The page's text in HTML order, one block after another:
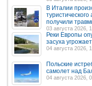
В Италии
получили
03 августа 2026,
Реки Европы
засуха
04 августа 2026,
Польские
самолет над
04 августа 2026,